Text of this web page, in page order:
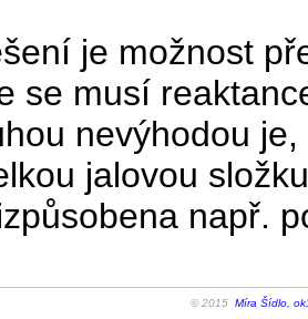
je možnost
se musí
nevýhodou
jalovou
např.
© 2015 Míra Šídlo,